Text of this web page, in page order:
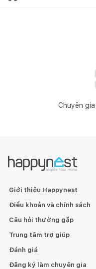
Chuyên
Giới thiệu Happynest
Điều khoản và chính sách
Câu hỏi thường gặp
Trung tâm trợ giúp
Đánh giá
Đăng ký làm chuyên gia